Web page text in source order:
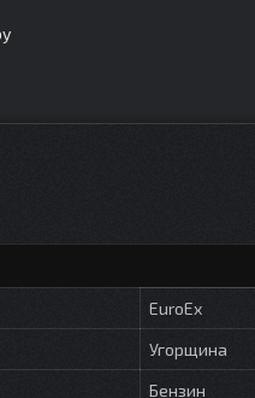
EuroEx
Угорщина
Бензин